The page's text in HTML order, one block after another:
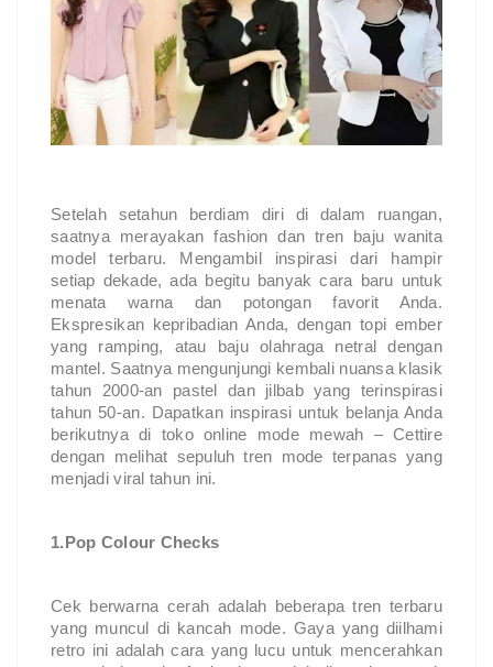
Setelah setahun berdiam diri di dalam ruangan,
saatnya merayakan fashion dan tren
baju wanita
model terbaru. Mengambil inspirasi dari hampir
setiap dekade, ada begitu banyak cara baru untuk
menata warna dan potongan favorit Anda.
Ekspresikan kepribadian Anda, dengan topi ember
yang ramping, atau baju olahraga netral dengan
mantel. Saatnya mengunjungi kembali nuansa klasik
tahun 2000-an pastel dan jilbab yang terinspirasi
tahun 50-an. Dapatkan inspirasi untuk belanja Anda
berikutnya di toko online mode mewah – Cettire
dengan melihat sepuluh tren mode terpanas yang
menjadi viral tahun ini.
1. Pop Colour Checks
Cek berwarna cerah adalah beberapa tren terbaru
yang muncul di kancah mode. Gaya yang diilhami
retro ini adalah cara yang lucu untuk mencerahkan